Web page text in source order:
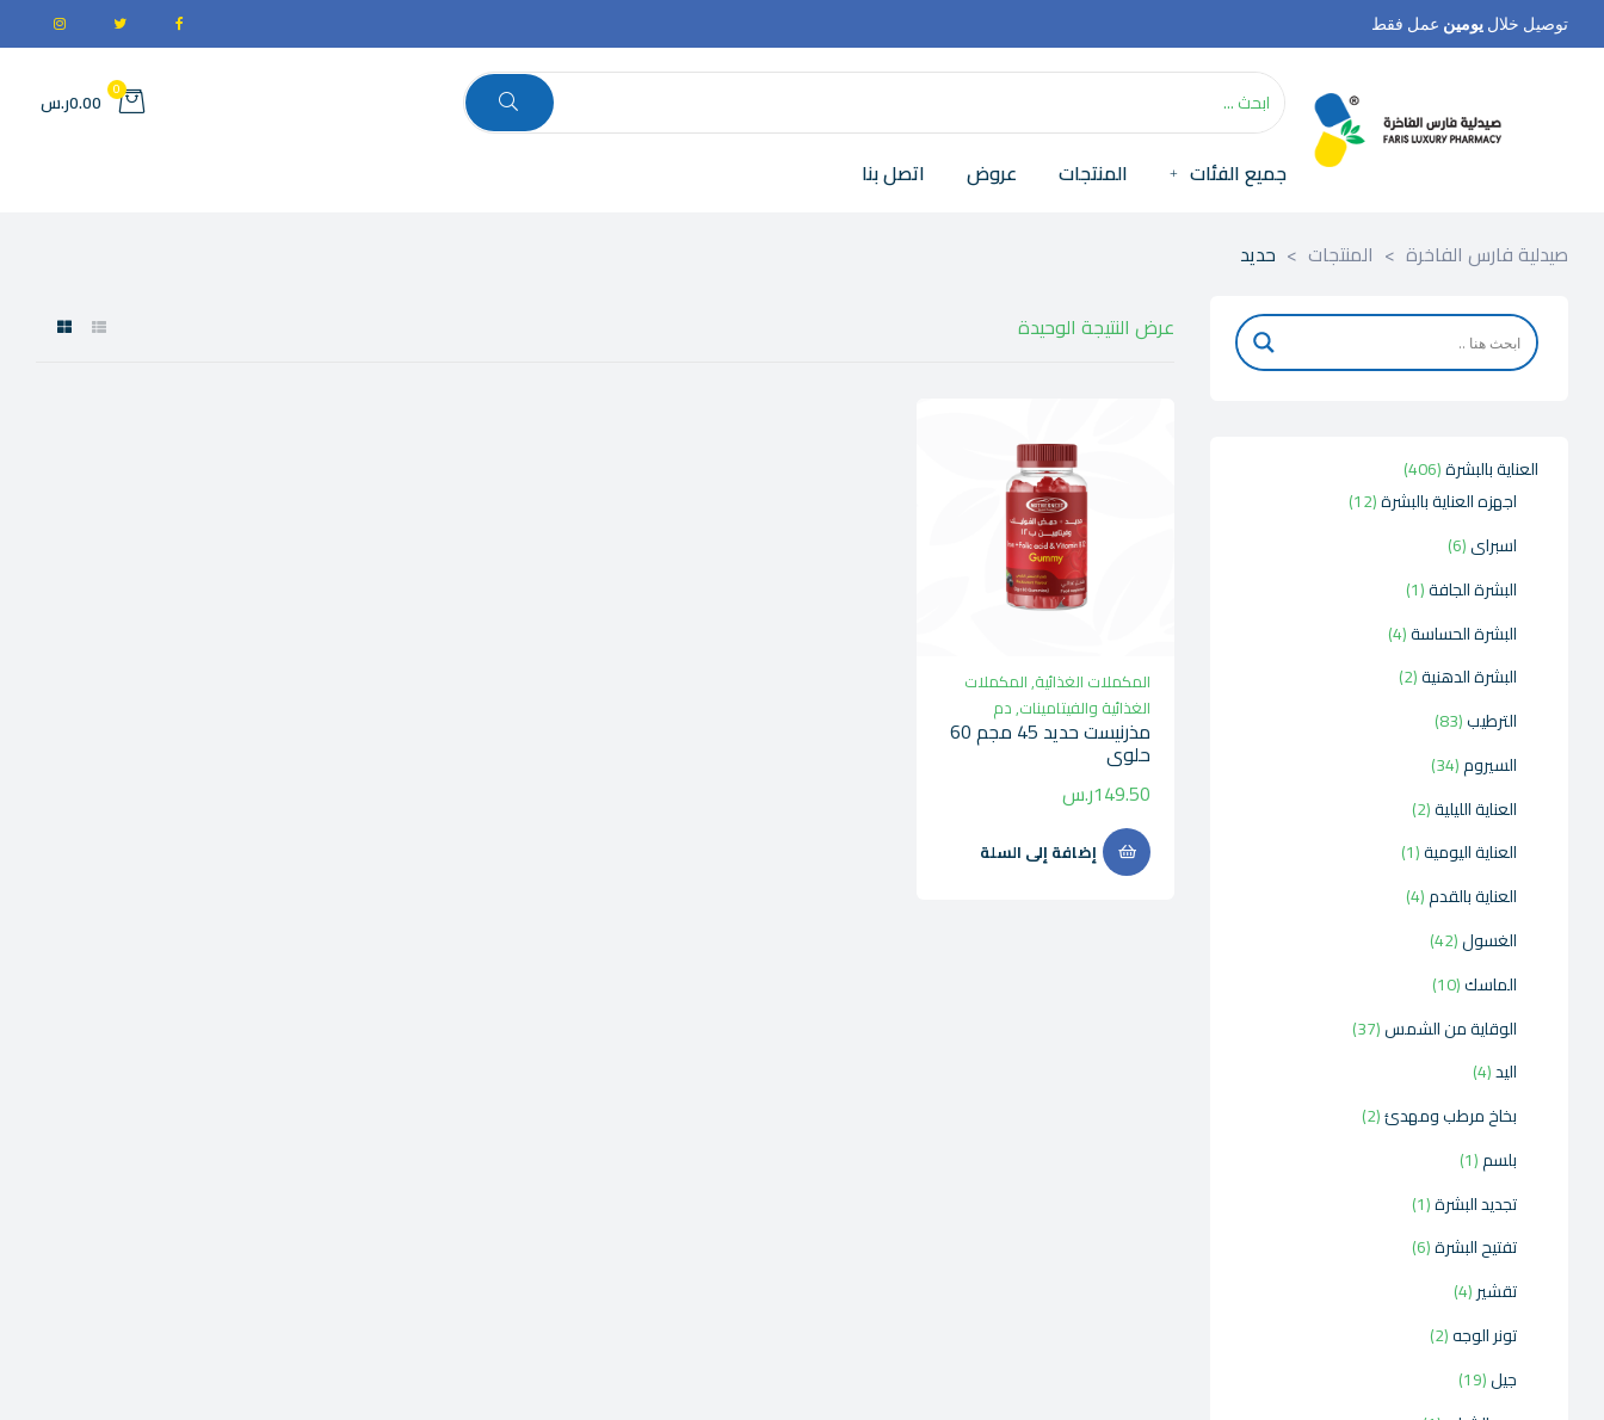
توصيل خلال يومين عمل فقط
0 0.00ر.س
جميع الفئات المنتجات عروض اتصل بنا
صيدلية فارس الفاخرة > المنتجات > حديد
عرض النتيجة الوحيدة
المكملات الغذائية,المكملات
الغذائية والفيتامينات,دم
مذرنيست حديد 45 مجم 60
حلوى
149.50ر.س
إضافة إلى السلة
العناية بالبشرة 406
اجهزه العناية بالبشرة 12
اسبراى 6
البشرة الجافة 1
البشرة الحساسة 4
البشرة الدهنية 2
الترطيب 83
السيروم 34
العناية الليلية 2
العناية اليومية 1
العناية بالقدم 4
الغسول 42
الماسك 10
الوقاية من الشمس 37
اليد 4
بخاخ مرطب ومهدئ 2
بلسم 1
تجديد البشرة 1
تفتيح البشرة 6
تقشير 4
تونر الوجه 2
جيل 19